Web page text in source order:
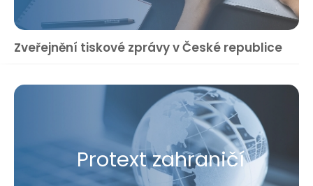
Zveřejnění tiskové zprávy v České republice
Protext zahraničí